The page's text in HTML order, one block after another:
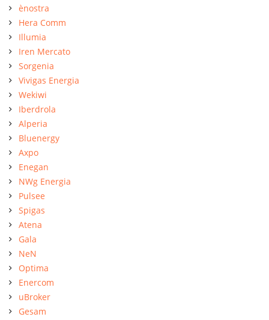
ènostra
Hera Comm
Illumia
Iren Mercato
Sorgenia
Vivigas Energia
Wekiwi
Iberdrola
Alperia
Bluenergy
Axpo
Enegan
NWg Energia
Pulsee
Spigas
Atena
Gala
NeN
Optima
Enercom
uBroker
Gesam